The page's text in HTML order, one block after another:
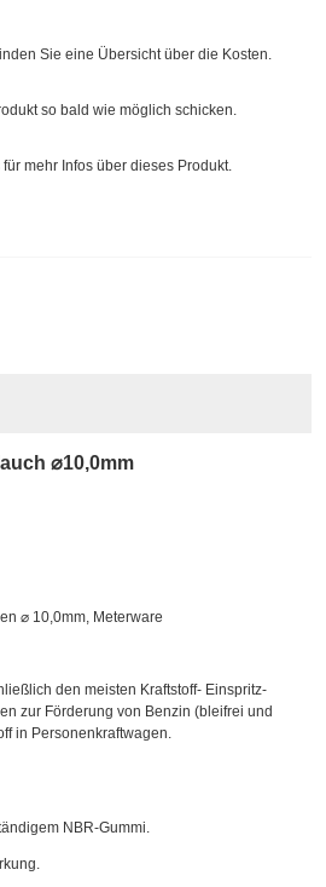
Sie eine Übersicht über die Kosten.
so bald wie möglich schicken.
mehr Infos über dieses Produkt.
⌀10,0mm
⌀ 10,0mm, Meterware
den meisten Kraftstoff- Einspritz-
zur Förderung von Benzin (bleifrei und
in Personenkraftwagen.
NBR-Gummi.